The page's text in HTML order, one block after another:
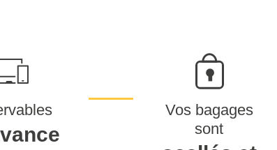
Vos bagages
sont